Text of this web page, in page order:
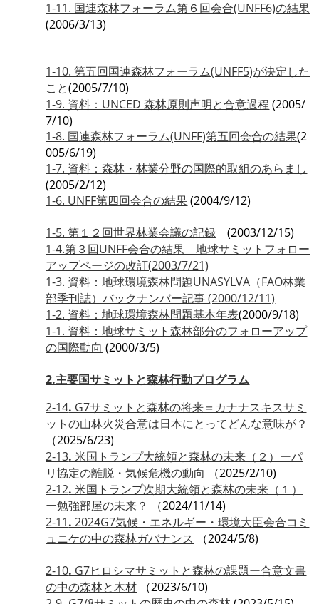
1-11. 国連森林フォーラム第６回会合(UNFF6)の結果
(2006/3/13)
1-10. 第五回国連森林フォーラム(UNFF5)が決定した
こと(2005/7/10)
1-9. 資料：UNCED 森林原則声明と合意過程 (2005/
7/10)
1-8. 国連森林フォーラム(UNFF)第五回会合の結果(2
005/6/19)
1-7. 資料：森林・林業分野の国際的取組のあらまし
(2005/2/12)
1-6. UNFF第四回会合の結果(2004/9/12)
1-5. 第１２回世界林業会議の記録 (2003/12/15)
1-4.第３回UNFF会合の結果 地球サミットフォロー
アップページの改訂(2003/7/21)
1-3. 資料：地球環境森林問題UNASYLVA（FAO林業
部季刊誌）バックナンバー記事 (2000/12/11)
1-2. 資料：地球環境森林問題基本年表(2000/9/18)
1-1. 資料：地球サミット森林部分のフォローアップ
の国際動向 (2000/3/5)
2.主要国サミットと森林行動プログラム
2-14. G7サミットと森林の将来＝カナナスキスサミ
ットの山林火災合意は日本にとってどんな意味が？
（2025/6/23)
2-13.米国トランプ大統領と森林の未来（２）ーパ
リ協定の離脱・気候危機の動向
（2025/2/10)
2-12.米国トランプ次期大統領と森林の未来（１）
ー勉強部屋の未来？
（2024/11/14)
2-11.2024G7気候・エネルギー・環境大臣会合コミ
ュニケの中の森林ガバナンス
（2024/5/8)
2-10. G7ヒロシマサミットと森林の課題ー合意文書
の中の森林と木材 （2023/6/10)